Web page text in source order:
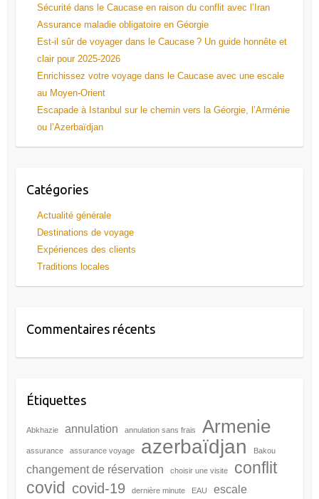
Sécurité dans le Caucase en raison du conflit avec l’Iran
Assurance maladie obligatoire en Géorgie
Est-il sûr de voyager dans le Caucase ? Un guide honnête et
clair pour 2025-2026
Enrichissez votre voyage dans le Caucase avec une escale
au Moyen-Orient
Escapade à Istanbul sur le chemin vers la Géorgie, l’Arménie
ou l’Azerbaïdjan
Catégories
Actualité générale
Destinations de voyage
Expériences des clients
Traditions locales
Commentaires récents
Étiquettes
Abkhazie annulation annulation sans frais Armenie
assurance assurance voyage azerbaïdjan Bakou
changement de réservation choisir une visite
conflit
covid covid-19 dernière minute EAU escale